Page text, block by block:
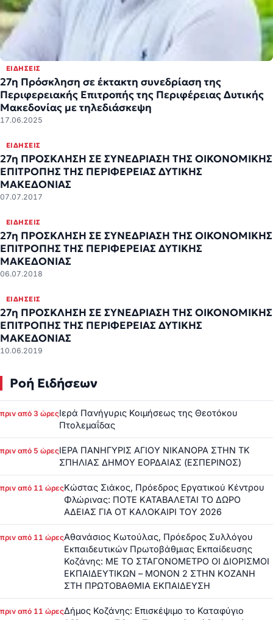
ΕΙΔΉΣΕΙΣ
27η Πρόσκληση σε έκτακτη συνεδρίαση της
Περιφερειακής Επιτροπής της Περιφέρειας Δυτικής
Μακεδονίας με τηλεδιάσκεψη
17.06.2025
ΕΙΔΉΣΕΙΣ
27η ΠΡΟΣΚΛΗΣΗ ΣΕ ΣΥΝΕΔΡΙΑΣΗ ΤΗΣ ΟΙΚΟΝΟΜΙΚΗΣ
ΕΠΙΤΡΟΠΗΣ ΤΗΣ ΠΕΡΙΦΕΡΕΙΑΣ ΔΥΤΙΚΗΣ
ΜΑΚΕΔΟΝΙΑΣ
07.07.2017
ΕΙΔΉΣΕΙΣ
27η ΠΡΟΣΚΛΗΣΗ ΣΕ ΣΥΝΕΔΡΙΑΣΗ ΤΗΣ ΟΙΚΟΝΟΜΙΚΗΣ
ΕΠΙΤΡΟΠΗΣ ΤΗΣ ΠΕΡΙΦΕΡΕΙΑΣ ΔΥΤΙΚΗΣ
ΜΑΚΕΔΟΝΙΑΣ
06.07.2018
ΕΙΔΉΣΕΙΣ
27η ΠΡΟΣΚΛΗΣΗ ΣΕ ΣΥΝΕΔΡΙΑΣΗ ΤΗΣ ΟΙΚΟΝΟΜΙΚΗΣ
ΕΠΙΤΡΟΠΗΣ ΤΗΣ ΠΕΡΙΦΕΡΕΙΑΣ ΔΥΤΙΚΗΣ
ΜΑΚΕΔΟΝΙΑΣ
10.06.2019
Ροή Ειδήσεων
πριν από 3 ώρεςΙερά Πανήγυρις Κοιμήσεως της Θεοτόκου
Πτολεμαΐδας
πριν από 5 ώρεςΙΕΡΑ ΠΑΝΗΓΥΡΙΣ ΑΓΙΟΥ ΝΙΚΑΝΟΡΑ ΣΤΗΝ ΤΚ
ΣΠΗΛΙΑΣ ΔΗΜΟΥ ΕΟΡΔΑΙΑΣ (ΕΣΠΕΡΙΝΟΣ)
πριν από 11 ώρεςΚώστας Σιάκος, Πρόεδρος Εργατικού Κέντρου
Φλώρινας: ΠΟΤΕ ΚΑΤΑΒΑΛΕΤΑΙ ΤΟ ΔΩΡΟ
ΑΔΕΙΑΣ ΓΙΑ ΟΤ ΚΑΛΟΚΑΙΡΙ ΤΟΥ 2026
πριν από 11 ώρεςΑθανάσιος Κωτούλας, Πρόεδρος Συλλόγου
Εκπαιδευτικών Πρωτοβάθμιας Εκπαίδευσης
Κοζάνης: ΜΕ ΤΟ ΣΤΑΓΟΝΟΜΕΤΡΟ ΟΙ ΔΙΟΡΙΣΜΟΙ
ΕΚΠΑΙΔΕΥΤΙΚΩΝ – ΜΟΝΟΝ 2 ΣΤΗΝ ΚΟΖΑΝΗ
ΣΤΗ ΠΡΩΤΟΒΑΘΜΙΑ ΕΚΠΑΙΔΕΥΣΗ
πριν από 11 ώρεςΔήμος Κοζάνης: Επισκέψιμο το Καταφύγιο